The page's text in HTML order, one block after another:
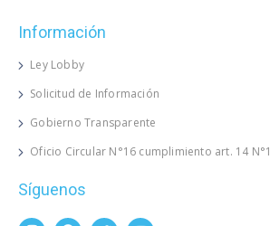
Información
Ley Lobby
Solicitud de Información
Gobierno Transparente
Oficio Circular N°16 cumplimiento art. 14 N°1
Síguenos